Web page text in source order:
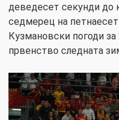
деведесет секунди до
седмерец на
Кузмановски погоди
првенство следната